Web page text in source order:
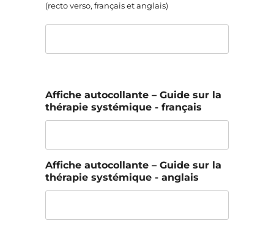
(recto verso, français et anglais)
Affiche autocollante – Guide sur la
thérapie systémique - français
Affiche autocollante – Guide sur la
thérapie systémique - anglais